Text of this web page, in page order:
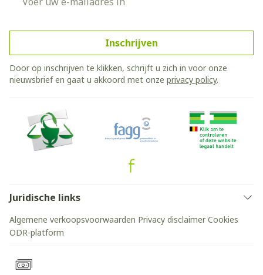
Inschrijven
Door op inschrijven te klikken, schrijft u zich in voor onze
nieuwsbrief en gaat u akkoord met onze privacy policy.
Juridische links
Algemene verkoopsvoorwaarden Privacy disclaimer Cookies
ODR-platform